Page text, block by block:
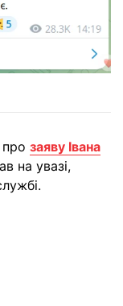
заяву Івана
на увазі,